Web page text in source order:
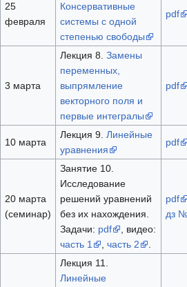
25
февраля
Консервативные
системы с одной
степенью свободы
pdf
3 марта
Лекция 8. Замены
переменных,
выпрямление
векторного поля и
первые интегралы
pdf
10 марта
Лекция 9. Линейные
уравнения
pdf
20 марта
(семинар)
Занятие 10.
Исследование
решений уравнений
без их нахождения.
Задачи: pdf
, видео:
часть 1
, часть 2 .
pdf
дз
Лекция 11.
Линейные